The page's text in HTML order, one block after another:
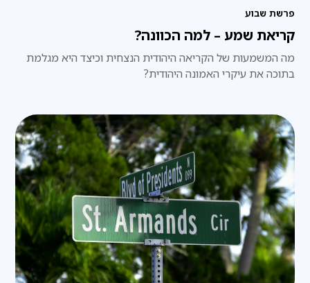
פרשת שבוע
קריאת שמע – למה הכוונה?
מה המשמעות של הקריאה היהודית הנצחית וכיצד היא מגלמת
בתוכה את עיקרי האמונה היהודית?